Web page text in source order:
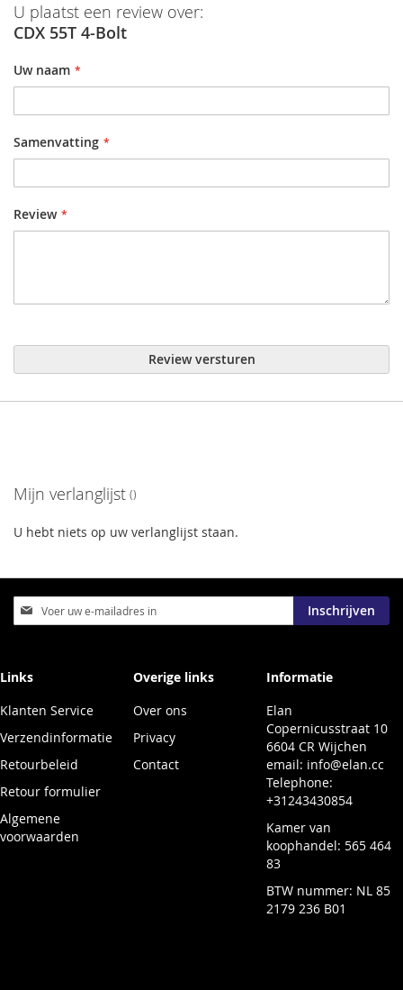
U plaatst een review over:
CDX 55T 4-Bolt
Uw naam
Samenvatting
Review
Review versturen
Mijn verlanglijst
U hebt niets op uw verlanglijst staan.
Abonneer
u
nieuwsbrief
Inschrijven
Links
Klanten Service
Verzendinformatie
Retourbeleid
Retour formulier
Algemene
voorwaarden
Overige links
Over ons
Privacy
Contact
Informatie
Elan
Copernicusstraat 10
6604 CR Wijchen
email: info@elan.cc
Telephone:
+31243430854
Kamer van
koophandel: 565 464
83
BTW nummer: NL 85
2179 236 B01